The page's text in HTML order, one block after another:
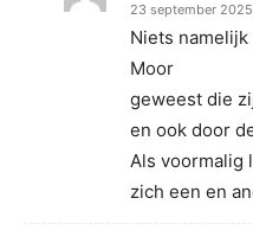
23 september
Niets
Moor
geweest die
en ook door
Als voormalig
zich een en